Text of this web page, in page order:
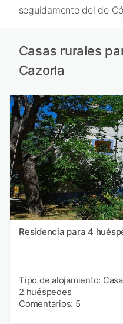
seguidamente del de
Casas rurales
Cazorla
Residencia para 4
Tipo de alojamiento: Casa
2 huéspedes
Comentarios: 5